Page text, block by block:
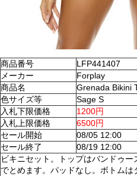
商品番号
LFP441407
メーカー
Forplay
商品名
Grenada Bikini
色サイズ等
Sage S
入札下限価格
1200円
入札上限価格
6500円
セール開始
08/05 12:00
セール終了
08/19 12:00
ビキニセット。トップはバンドゥ
でとめます。パッドなし。ボトム